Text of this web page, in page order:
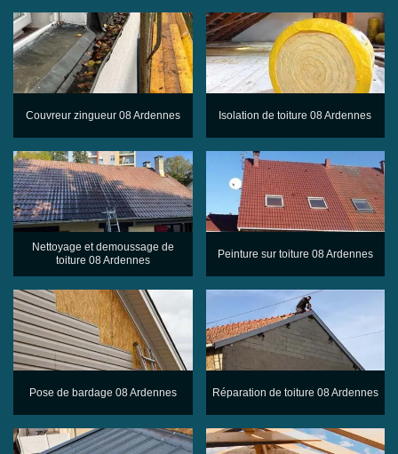
Couvreur zingueur 08 Ardennes Isolation de toiture 08 Ardennes
Nettoyage et demoussage de
toiture 08 Ardennes
Peinture sur toiture 08 Ardennes
Pose de bardage 08 Ardennes Réparation de toiture 08 Ardennes